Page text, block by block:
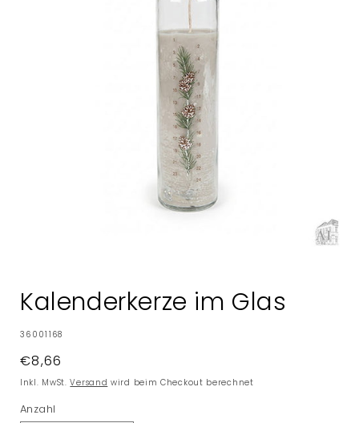
Modal
öffnen
Kalenderkerze im Glas
SKU:
36001168
Normaler
Preis
€8,66
Inkl. MwSt.Versand wird beim Checkout berechnet
Anzahl